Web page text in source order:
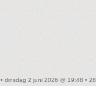
• dinsdag 2 juni 2026 @ 19:48 • 28